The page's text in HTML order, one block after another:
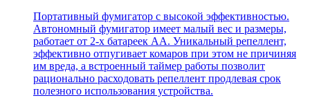
Портативный фумигатор с высокой эффективностью.
Автономный фумигатор имеет малый вес и размеры,
работает от 2-х батареек АА. Уникальный репеллент,
эффективно отпугивает комаров при этом не причиняя
им вреда, а встроенный таймер работы позволит
рационально расходовать репеллент продлевая срок
полезного использования устройства.